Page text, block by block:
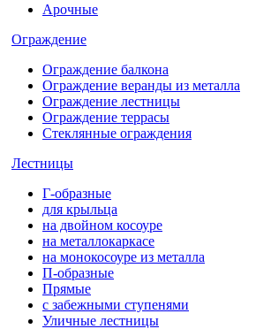
Арочные
Ограждение
Ограждение балкона
Ограждение веранды из металла
Ограждение лестницы
Ограждение террасы
Стеклянные ограждения
Лестницы
Г-образные
для крыльца
на двойном косоуре
на металлокаркасе
на монокосоуре из металла
П-образные
Прямые
с забежными ступенями
Уличные лестницы